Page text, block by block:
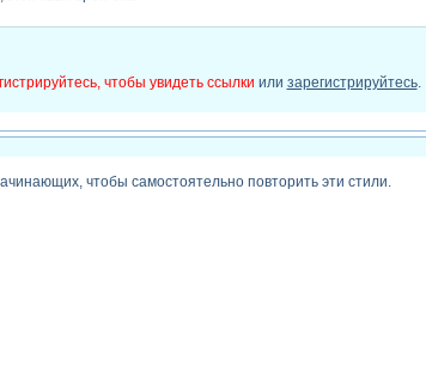
чтобы увидеть ссылки или зарегистрируйтесь.
чтобы самостоятельно повторить эти стили.